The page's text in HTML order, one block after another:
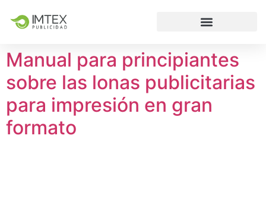
Manual para principiantes
sobre las lonas publicitarias
para impresión en gran
formato